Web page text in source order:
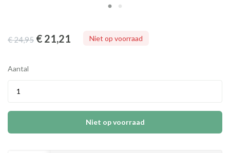
€ 24,95 € 21,21 Niet op voorraad
Aantal
Niet op voorraad